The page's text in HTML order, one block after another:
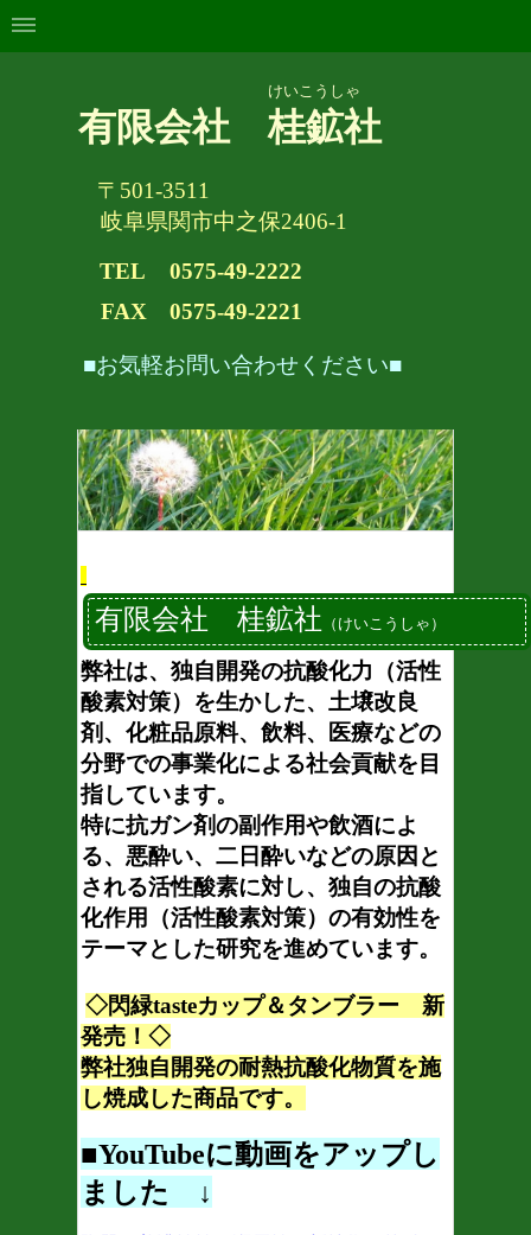
けいこうしゃ
有限会社 桂鉱社
〒501-3511
岐阜県関市中之保2406-1
TEL
0575-49-2222
FAX 0575-49-2221
■お気軽お問い合わせください■
有限会社 桂鉱社 （けいこうしゃ）
弊社は、独自開発の抗酸化力（活性
酸素対策）を生かした、土壌改良
剤、化粧品原料、飲料、医療などの
分野での事業化による社会貢献を目
指しています。
特に抗ガン剤の副作用や飲酒によ
る、悪酔い、二日酔いなどの原因と
される活性酸素に対し、独自の抗酸
化作用（活性酸素対策）の有効性を
テーマとした研究を進めています。
◇閃緑tasteカップ＆タンブラー 新
発売！◇
弊社独自開発の耐熱抗酸化物質を施
し焼成した商品です。
■YouTubeに動画をアップし
ました ↓